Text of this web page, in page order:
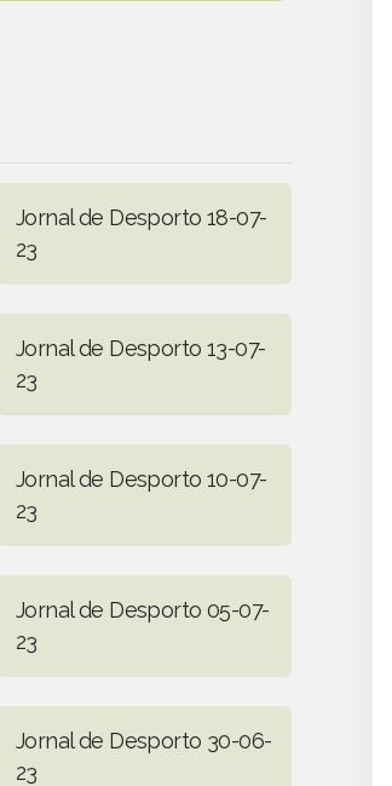
Jornal de Desporto 18-07-
23
Jornal de Desporto 13-07-
23
Jornal de Desporto 10-07-
23
Jornal de Desporto 05-07-
23
Jornal de Desporto 30-06-
23